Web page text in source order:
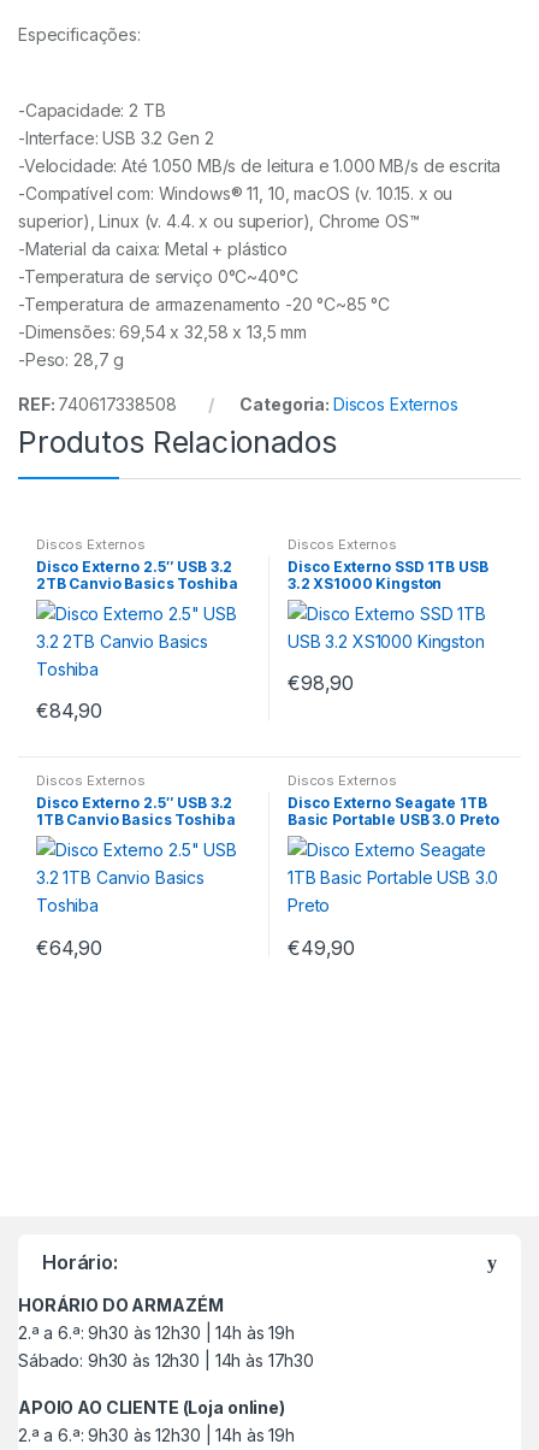
Especificações:
-Capacidade: 2 TB
-Interface: USB 3.2 Gen 2
-Velocidade: Até 1.050 MB/s de leitura e 1.000 MB/s de escrita
-Compatível com: Windows® 11, 10, macOS (v. 10.15. x ou
superior), Linux (v. 4.4. x ou superior), Chrome OS™
-Material da caixa: Metal + plástico
-Temperatura de serviço 0°C~40°C
-Temperatura de armazenamento -20 °C~85 °C
-Dimensões: 69,54 x 32,58 x 13,5 mm
-Peso: 28,7 g
REF: 740617338508 Categoria: Discos Externos
Produtos Relacionados
Discos Externos
Disco Externo 2.5″ USB 3.2
2TB Canvio Basics Toshiba
€84,90
Discos Externos
Disco Externo SSD 1TB USB
3.2 XS1000 Kingston
€98,90
Discos Externos
Disco Externo 2.5″ USB 3.2
1TB Canvio Basics Toshiba
€64,90
Discos Externos
Disco Externo Seagate 1TB
Basic Portable USB 3.0 Preto
€49,90
Horário:
HORÁRIO DO ARMAZÉM
2.ª a 6.ª: 9h30 às 12h30 | 14h às 19h
Sábado: 9h30 às 12h30 | 14h às 17h30
APOIO AO CLIENTE (Loja online)
2.ª a 6.ª: 9h30 às 12h30 | 14h às 19h